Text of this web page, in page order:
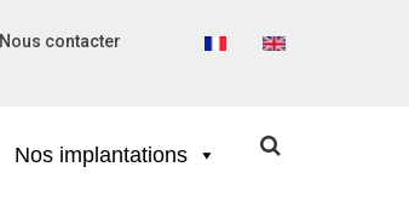
Nous contacter
Nos implantations